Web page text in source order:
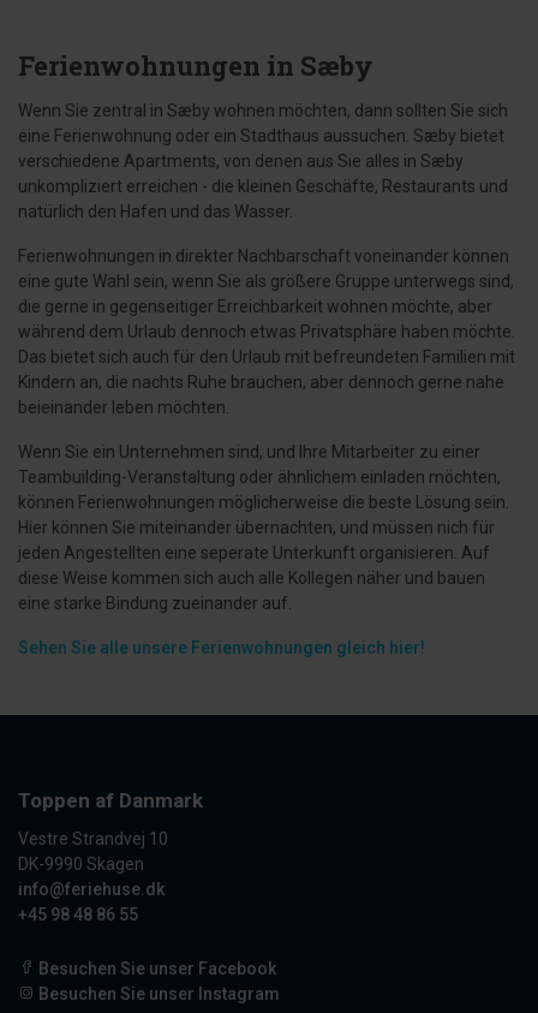
Ferienwohnungen in Sæby
Wenn Sie zentral in Sæby wohnen möchten, dann sollten Sie sich
eine Ferienwohnung oder ein Stadthaus aussuchen. Sæby bietet
verschiedene Apartments, von denen aus Sie alles in Sæby
unkompliziert erreichen - die kleinen Geschäfte, Restaurants und
natürlich den Hafen und das Wasser.
Ferienwohnungen in direkter Nachbarschaft voneinander können
eine gute Wahl sein, wenn Sie als größere Gruppe unterwegs sind,
die gerne in gegenseitiger Erreichbarkeit wohnen möchte, aber
während dem Urlaub dennoch etwas Privatsphäre haben möchte.
Das bietet sich auch für den Urlaub mit befreundeten Familien mit
Kindern an, die nachts Ruhe brauchen, aber dennoch gerne nahe
beieinander leben möchten.
Wenn Sie ein Unternehmen sind, und Ihre Mitarbeiter zu einer
Teambuilding-Veranstaltung oder ähnlichem einladen möchten,
können Ferienwohnungen möglicherweise die beste Lösung sein.
Hier können Sie miteinander übernachten, und müssen nich für
jeden Angestellten eine seperate Unterkunft organisieren. Auf
diese Weise kommen sich auch alle Kollegen näher und bauen
eine starke Bindung zueinander auf.
Sehen Sie alle unsere Ferienwohnungen gleich hier!
Toppen af Danmark
Vestre Strandvej 10
DK-9990 Skagen
info@feriehuse.dk
+45 98 48 86 55
Besuchen Sie unser Facebook
Besuchen Sie unser Instagram